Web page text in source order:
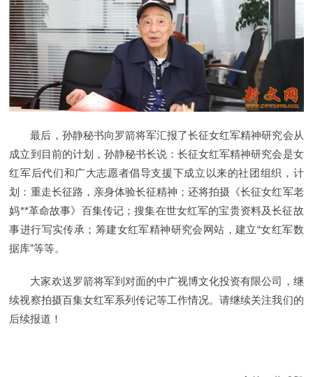
最后，孙静秘书向罗箭将军汇报了长征女红军精神研究会从
成立到目前的计划，孙静秘书长说：长征女红军精神研究会是女
红军后代们和广大志愿者倡导支援下成立以来的社团组织，计
划：重走长征路，亲身体验长征精神；还将拍摄《长征女红军老
妈**革命故事》百集传记；搜集在世女红军的宝贵资料及长征故
事进行写实传承；筹建女红军精神研究会网站，建立“女红军数
据库”等等。
大家欢送罗箭将军到对面的中广视博文化投资有限公司，继
续视察拍摄百集女红军系列传记等工作情况。请继续关注我们的
后续报道！